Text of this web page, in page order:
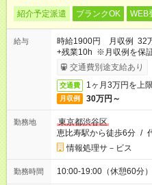
紹介予定派遣 ブランクOK WEB
給与
時給1900円 月収例 32
+残業10h ※月収例を保
交通費別途支給あり
交通費 1ヶ月3万円を上
月収例 30万円～
勤務地
東京都渋谷区
恵比寿駅から徒歩6分 /
情報処理サ－ビス
勤務時間 10:00-19:00（休憩60分